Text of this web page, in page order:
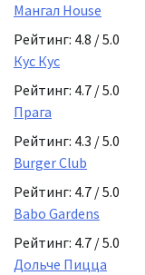
Мангал House
Рейтинг: 4.8 / 5.0
Кус Кус
Рейтинг: 4.7 / 5.0
Прага
Рейтинг: 4.3 / 5.0
Burger Club
Рейтинг: 4.7 / 5.0
Babo Gardens
Рейтинг: 4.7 / 5.0
Дольче Пицца